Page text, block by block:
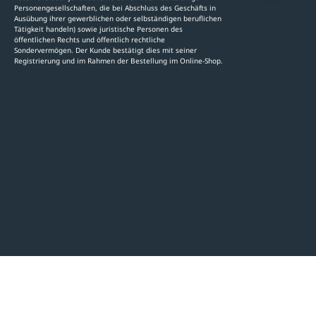
Personengesellschaften, die bei Abschluss des Geschäfts in
Ausübung ihrer gewerblichen oder selbständigen beruflichen
Tätigkeit handeln) sowie juristische Personen des
öffentlichen Rechts und öffentlich rechtliche
Sondervermögen. Der Kunde bestätigt dies mit seiner
Registrierung und im Rahmen der Bestellung im Online-Shop.